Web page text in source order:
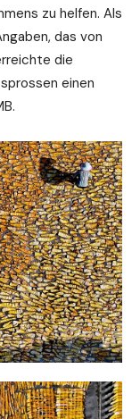
zu helfen. Als
das von
die
einen